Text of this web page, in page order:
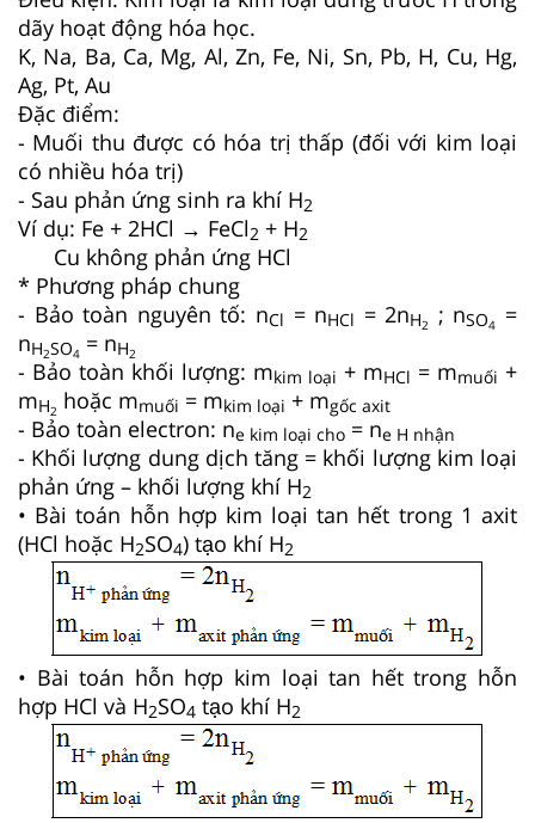
dãy hoạt động hóa học.
K, Na, Ba, Ca, Mg, Al, Zn, Fe, Ni, Sn, Pb, H, Cu, Hg,
Ag, Pt, Au
Đặc điểm:
- Muối thu được có hóa trị thấp (đối với kim loại
có nhiều hóa trị)
- Sau phản ứng sinh ra khí H2
Ví dụ: Fe + 2HCl → FeCl2 + H2
Cu không phản ứng HCl
* Phương pháp chung
- Bảo toàn nguyên tố: nCl = nHCl = 2nH2 ; nSO4
=
nH2SO4 = nH2
- Bảo toàn khối lượng: mkim loại + mHCl = mmuối +
mH2 hoặc mmuối = mkim loại + mgốc axit
- Bảo toàn electron: ne kim loại cho = ne H nhận
- Khối lượng dung dịch tăng = khối lượng kim loại
phản ứng – khối lượng khí H2
• Bài toán hỗn hợp kim loại tan hết trong 1 axit
(HCl hoặc H2SO4) tạo khí H2
• Bài toán hỗn hợp kim loại tan hết trong hỗn
hợp HCl và H2SO4 tạo khí H2